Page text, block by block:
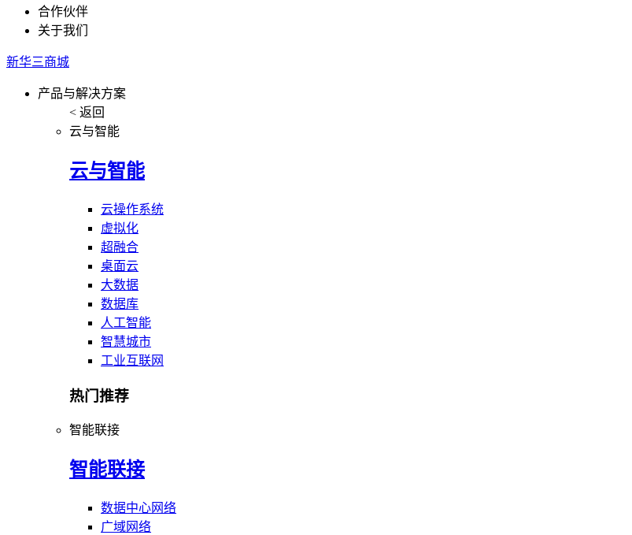
合作伙伴
关于我们
新华三商城
产品与解决方案
< 返回
云与智能
云与智能
云操作系统
虚拟化
超融合
桌面云
大数据
数据库
人工智能
智慧城市
工业互联网
热门推荐
智能联接
智能联接
数据中心网络
广域网络